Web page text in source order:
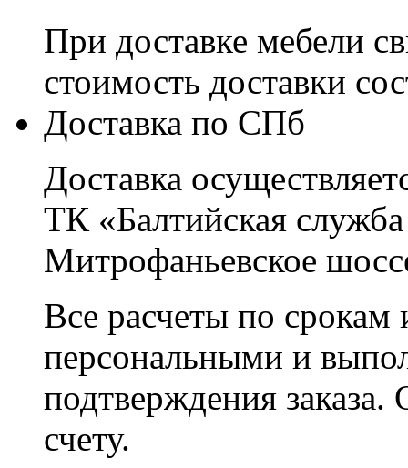
При доставке мебели
стоимость доставки
Доставка по СПб
Доставка
ТК «Балтийская
Митрофаньевское
Все расчеты по срокам
персональными и
подтверждения заказа.
счету.